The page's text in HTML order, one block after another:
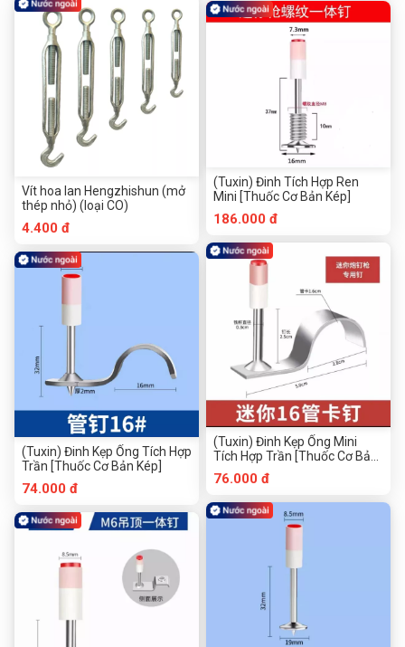
Vít hoa lan Hengzhishun (mở
thép nhỏ) (loại CO)
4.400 đ
(Tuxin) Đinh Kẹp Ống Tích Hợp
Trần [Thuốc Cơ Bản Kép]
74.000 đ
(Tuxin) Đinh Tích Hợp Ren
Mini [Thuốc Cơ Bản Kép]
186.000 đ
(Tuxin) Đinh Kẹp Ống Mini
Tích Hợp Trần [Thuốc Cơ Bản
Kép]
76.000 đ